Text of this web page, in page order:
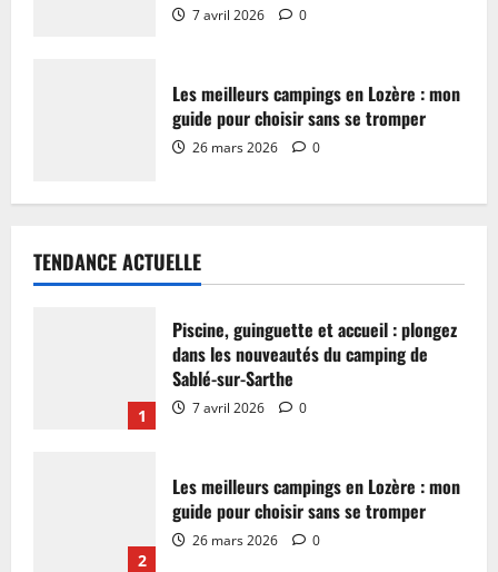
7 avril 2026 0
Les meilleurs campings en Lozère : mon
guide pour choisir sans se tromper
26 mars 2026 0
TENDANCE ACTUELLE
1
Piscine, guinguette et accueil : plongez
dans les nouveautés du camping de
Sablé-sur-Sarthe
7 avril 2026 0
2
Les meilleurs campings en Lozère : mon
guide pour choisir sans se tromper
26 mars 2026 0